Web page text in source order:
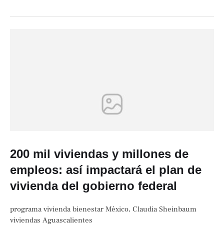
200 mil viviendas y millones de
empleos: así impactará el plan de
vivienda del gobierno federal
programa vivienda bienestar México, Claudia Sheinbaum
viviendas Aguascalientes